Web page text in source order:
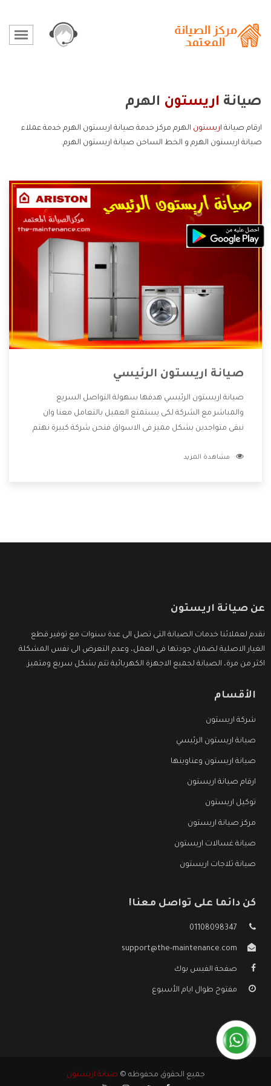
صيانة اريستون الهرم
ارقام صيانة اريستون الهرم مركز خدمة صيانة اريستون الهرم خدمة عملاء
صيانة اريستون الهرم و الخط الساخن صيانة اريستون الهرم.
صيانة اريستون الرئيسي
صيانة اريستون الرئيسي هدفها سهولة التواصل السريع
والمباشر مع الشركة لكى يستمتع العميل بالتعامل معنا وان
نبقى متواجدين بشكل مميز فى الاسواق فنحن شركة كبيرة نهتم
الشركة بها والتى تكون منها خدمة الصيانة التى تكون من أهم
مشاهدة المزيد
عن صيانة اريستون
نقدم لعملائنا خدمات الصيانة التى تصل الى عدة سنوات مع توفير قطع
الغيار الاصلية لضمان جودتها فى العمل، وعدم التعرض الى نفس المشكلة
اكثر من مرة، الصيانة لجميع الاجهزة الكهربائية تتم بشكل سريع ومتميز.
الأقسام
شركة اريستون
صيانة اريستون الرئيسي
صيانة اريستون وعناوينها
ارقام صيانة اريستون
توكيل اريستون
مركز صيانة اريستون
صيانة غسالات اريستون
صيانة ثلاجات اريستون
كن دائما على تواصل معنا!
01108098347
support@the-maintenance.com
صفحة الفيس بوك
مفتوح طوال ايام الأسبوع
جميع الحقوق محفوظه © صيانة اريستون